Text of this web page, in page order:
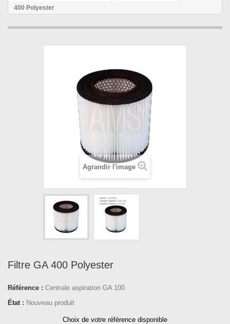
400 Polyester
Agrandir l'image
Filtre GA 400 Polyester
Référence : Centrale aspiration GA 100
État : Nouveau produit
Choix de votre référence disponible